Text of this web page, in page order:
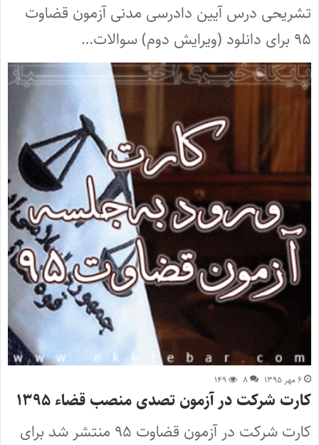
تشریحی درس آیین دادرسی مدنی آزمون قضاوت
۹۵ برای دانلود (ویرایش دوم) سوالات…
۶ مهر ۱۳۹۵ ۸ ۱۴۹
کارت شرکت در آزمون تصدی منصب قضاء ۱۳۹۵
کارت شرکت در آزمون قضاوت ۹۵ منتشر شد برای